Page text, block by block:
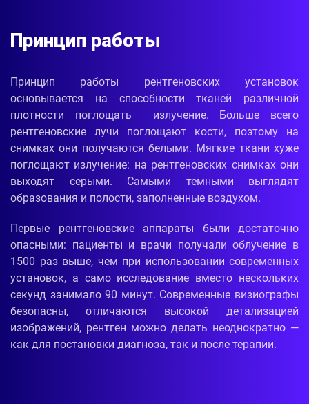
Принцип работы
Принцип работы рентгеновских установок
основывается на способности тканей различной
плотности поглощать излучение. Больше всего
рентгеновские лучи поглощают кости, поэтому на
снимках они получаются белыми. Мягкие ткани хуже
поглощают излучение: на рентгеновских снимках они
выходят серыми. Самыми темными выглядят
образования и полости, заполненные воздухом.
Первые рентгеновские аппараты были достаточно
опасными: пациенты и врачи получали облучение в
1500 раз выше, чем при использовании современных
установок, а само исследование вместо нескольких
секунд занимало 90 минут. Современные визиографы
безопасны, отличаются высокой детализацией
изображений, рентген можно делать неоднократно —
как для постановки диагноза, так и после терапии.